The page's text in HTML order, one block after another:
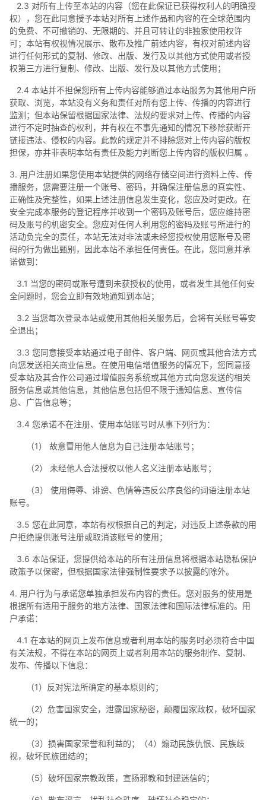
2.3 对所有上传至本站的内容（您在此保证已获得权利人的明确授
权），您在此同意授予本站对所有上述作品和内容的在全球范围内
的免费、不可撤销的、无限期的、并且可转让的非独家使用权许
可；本站有权视情况展示、散布及推广前述内容，有权对前述内容
进行任何形式的复制、修改、出版、发行及以其他方式使用或者授
权第三方进行复制、修改、出版、发行及以其他方式使用；
2.4 本站并不担保您所有上传内容能够通过本站服务为其他用户所
获取、浏览，本站没有义务和责任对所有您上传、传播的内容进行
监测；但本站保留根据国家法律、法规的要求对上传、传播的内容
进行不定时抽查的权利，并有权在不事先通知的情况下移除获断开
链接违法、侵权的内容。此款的规定并不排除您对上传内容的版权
担保，亦并非表明本站有责任及能力判断您上传内容的版权归属 。
3. 用户注册如果您使用本站提供的网络存储空间进行资料上传、传
播服务，您需要注册一个账号、密码，并确保注册信息的真实性、
正确性及完整性，如果上述注册信息发生变化，您应及时更改。在
安全完成本服务的登记程序并收到一个密码及账号后，您应维持密
码及账号的机密安全。您应对任何人利用您的密码及账号所进行的
活动负完全的责任，本站无法对非法或未经您授权使用您账号及密
码的行为做出甄别，因此本站不承担任何责任。在此，您同意并承
诺做到：
3.1 当您的密码或账号遭到未获授权的使用，或者发生其他任何安
全问题时，您会立即有效地通知到本站；
3.2 当您每次登录本站或使用其他相关服务后，会将有关账号等安
全退出；
3.3 您同意接受本站通过电子邮件、客户端、网页或其他合法方式
向您发送相关商业信息。在使用电信增值服务的情况下，您同意接
受本站及其合作公司通过增值服务系统或其他方式向您发送的相关
服务信息或其他信息，其他信息包括但不限于通知信息、宣传信
息、广告信息等；
3.4 您承诺不在注册、使用本站账号时从事下列行为：
（1） 故意冒用他人信息为自己注册本站账号；
（2） 未经他人合法授权以他人名义注册本站账号；
（3） 使用侮辱、诽谤、色情等违反公序良俗的词语注册本站
账号。
3.5 您在此同意，本站有权根据自己的判定，对违反上述条款的用
户拒绝提供账号注册或取消该账号的使用；
3.6 本站保证，您提供给本站的所有注册信息将根据本站隐私保护
政策予以保密，但根据国家法律强制性要求予以披露的除外。
4. 用户行为与承诺您单独承担发布内容的责任。您对服务的使用是
根据所有适用于服务的地方法律、国家法律和国际法律标准的。用
户承诺：
4.1 在本站的网页上发布信息或者利用本站的服务时必须符合中国
有关法规，不得在本站的网页上或者利用本站的服务制作、复制、
发布、传播以下信息：
（1）反对宪法所确定的基本原则的；
（2）危害国家安全，泄露国家秘密，颠覆国家政权，破坏国家
统一的；
（3）损害国家荣誉和利益的；（4）煽动民族仇恨、民族歧
视，破坏民族团结的；
（5）破坏国家宗教政策，宣扬邪教和封建迷信的；